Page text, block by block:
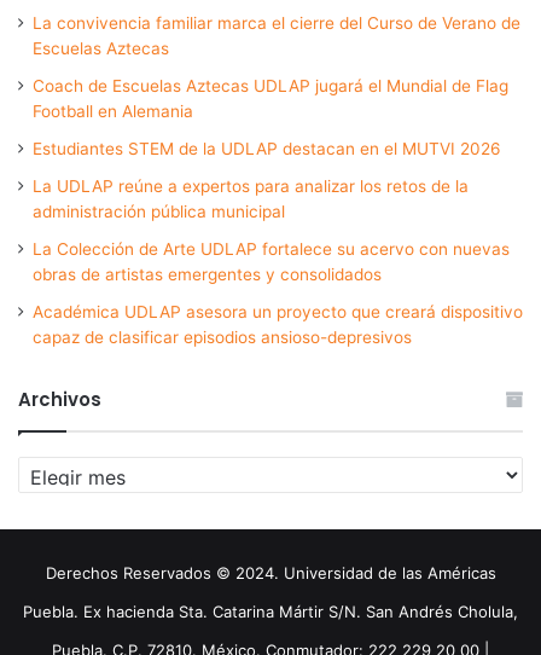
La convivencia familiar marca el cierre del Curso de Verano de
Escuelas Aztecas
Coach de Escuelas Aztecas UDLAP jugará el Mundial de Flag
Football en Alemania
Estudiantes STEM de la UDLAP destacan en el MUTVI 2026
La UDLAP reúne a expertos para analizar los retos de la
administración pública municipal
La Colección de Arte UDLAP fortalece su acervo con nuevas
obras de artistas emergentes y consolidados
Académica UDLAP asesora un proyecto que creará dispositivo
capaz de clasificar episodios ansioso-depresivos
Archivos
Archivos
Derechos Reservados © 2024. Universidad de las Américas
Puebla. Ex hacienda Sta. Catarina Mártir S/N. San Andrés Cholula,
Puebla. C.P. 72810. México. Conmutador: 222 229 20 00 |